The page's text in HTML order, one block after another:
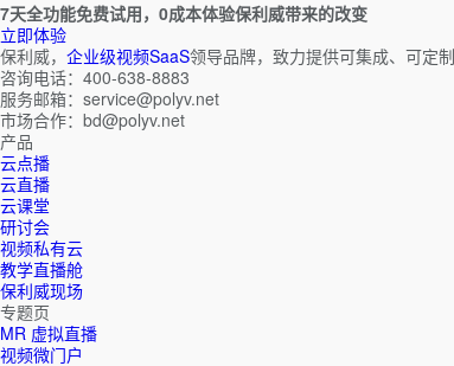
7天全功能免费试用，0成本体验保利威带来的改变
立即体验
保利威， 企业级视频SaaS领导品牌，致力提供可集成、可定
咨询电话：400-638-8883
服务邮箱：service@polyv.net
市场合作：bd@polyv.net
产品
云点播
云直播
云课堂
研讨会
视频私有云
教学直播舱
保利威现场
专题页
MR 虚拟直播
视频微门户